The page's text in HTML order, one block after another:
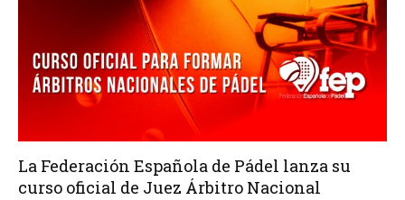
La Federación Española de Pádel lanza su
curso oficial de Juez Árbitro Nacional